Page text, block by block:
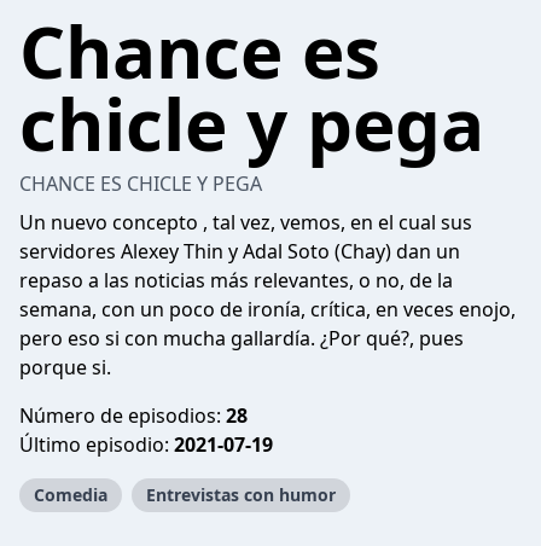
Chance es
chicle y pega
CHANCE ES CHICLE Y PEGA
Un nuevo concepto , tal vez, vemos, en el cual sus
servidores Alexey Thin y Adal Soto (Chay) dan un
repaso a las noticias más relevantes, o no, de la
semana, con un poco de ironía, crítica, en veces enojo,
pero eso si con mucha gallardía. ¿Por qué?, pues
porque si.
Número de episodios: 28
Último episodio: 2021-07-19
Comedia Entrevistas con humor